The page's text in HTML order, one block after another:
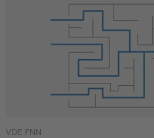
Energy
AI & Digital Trust
Mobility
VDE FNN